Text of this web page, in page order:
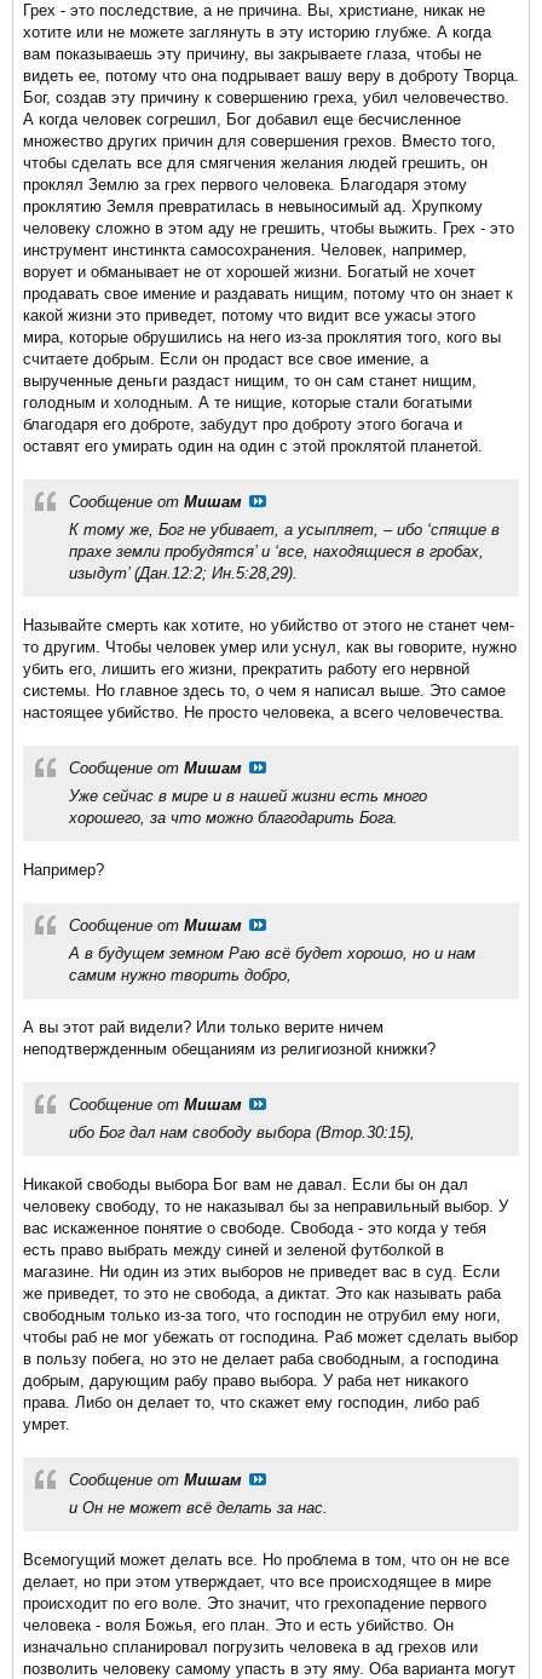
Грех - это последствие, а не причина. Вы, христиане, никак не
хотите или не можете заглянуть в эту историю глубже. А когда
вам показываешь эту причину, вы закрываете глаза, чтобы не
видеть ее, потому что она подрывает вашу веру в доброту Творца.
Бог, создав эту причину к совершению греха, убил человечество.
А когда человек согрешил, Бог добавил еще бесчисленное
множество других причин для совершения грехов. Вместо того,
чтобы сделать все для смягчения желания людей грешить, он
проклял Землю за грех первого человека. Благодаря этому
проклятию Земля превратилась в невыносимый ад. Хрупкому
человеку сложно в этом аду не грешить, чтобы выжить. Грех - это
инструмент инстинкта самосохранения. Человек, например,
ворует и обманывает не от хорошей жизни. Богатый не хочет
продавать свое имение и раздавать нищим, потому что он знает к
какой жизни это приведет, потому что видит все ужасы этого
мира, которые обрушились на него из-за проклятия того, кого вы
считаете добрым. Если он продаст все свое имение, а
вырученные деньги раздаст нищим, то он сам станет нищим,
голодным и холодным. А те нищие, которые стали богатыми
благодаря его доброте, забудут про доброту этого богача и
оставят его умирать один на один с этой проклятой планетой.
Сообщение от Мишам
К тому же, Бог не убивает, а усыпляет, – ибо ‘спящие в
прахе земли пробудятся’ и ‘все, находящиеся в гробах,
изыдут’ (Дан.12:2; Ин.5:28,29).
Называйте смерть как хотите, но убийство от этого не станет чем-
то другим. Чтобы человек умер или уснул, как вы говорите, нужно
убить его, лишить его жизни, прекратить работу его нервной
системы. Но главное здесь то, о чем я написал выше. Это самое
настоящее убийство. Не просто человека, а всего человечества.
Сообщение от Мишам
Уже сейчас в мире и в нашей жизни есть много
хорошего, за что можно благодарить Бога.
Например?
Сообщение от Мишам
А в будущем земном Раю всё будет хорошо, но и нам
самим нужно творить добро,
А вы этот рай видели? Или только верите ничем
неподтвержденным обещаниям из религиозной книжки?
Сообщение от Мишам
ибо Бог дал нам свободу выбора (Втор.30:15),
Никакой свободы выбора Бог вам не давал. Если бы он дал
человеку свободу, то не наказывал бы за неправильный выбор. У
вас искаженное понятие о свободе. Свобода - это когда у тебя
есть право выбрать между синей и зеленой футболкой в
магазине. Ни один из этих выборов не приведет вас в суд. Если
же приведет, то это не свобода, а диктат. Это как называть раба
свободным только из-за того, что господин не отрубил ему ноги,
чтобы раб не мог убежать от господина. Раб может сделать выбор
в пользу побега, но это не делает раба свободным, а господина
добрым, дарующим рабу право выбора. У раба нет никакого
права. Либо он делает то, что скажет ему господин, либо раб
умрет.
Сообщение от Мишам
и Он не может всё делать за нас.
Всемогущий может делать все. Но проблема в том, что он не все
делает, но при этом утверждает, что все происходящее в мире
происходит по его воле. Это значит, что грехопадение первого
человека - воля Божья, его план. Это и есть убийство. Он
изначально спланировал погрузить человека в ад грехов или
позволить человеку самому упасть в эту яму. Оба варианта могут